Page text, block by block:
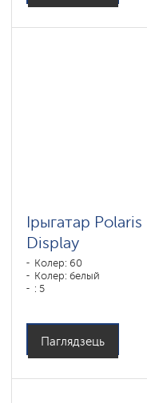
Ірыгатар
Display
Колер: 60
Колер: белый
: 5
Паглядзець